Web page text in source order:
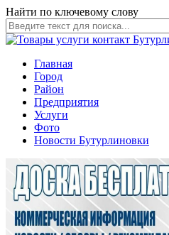
Найти по ключевому слову
Главная
Город
Район
Предприятия
Услуги
Фото
Новости Бутурлиновки